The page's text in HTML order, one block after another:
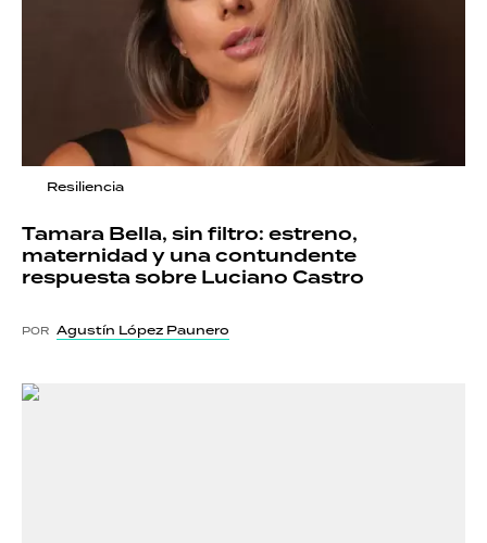
Resiliencia
Tamara Bella, sin filtro: estreno,
maternidad y una contundente
respuesta sobre Luciano Castro
POR Agustín López Paunero